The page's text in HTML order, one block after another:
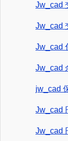
Jw_cad
Jw_cad
Jw_cad
Jw_cad
jw_cad
Jw_cad
Jw_cad